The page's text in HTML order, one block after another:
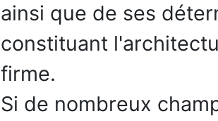
ainsi que de ses
constituant
firme.
Si de nombreux